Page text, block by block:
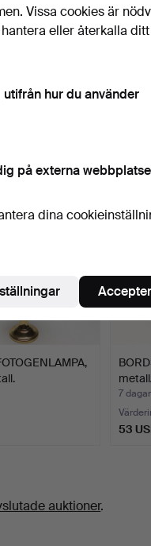
2 st,
95
7 dagar
53
auktioner.
Vissa cookies är
eller återkalla ditt
hur du använder
på externa
dina